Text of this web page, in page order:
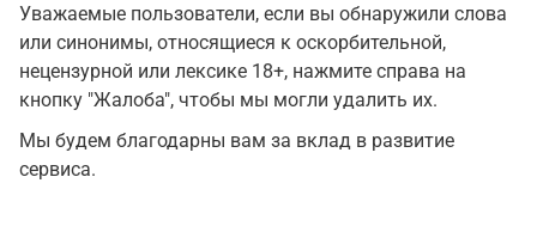
Уважаемые пользователи, если вы обнаружили слова
или синонимы, относящиеся к оскорбительной,
нецензурной или лексике 18+, нажмите справа на
кнопку "Жалоба", чтобы мы могли удалить их.
Мы будем благодарны вам за вклад в развитие
сервиса.